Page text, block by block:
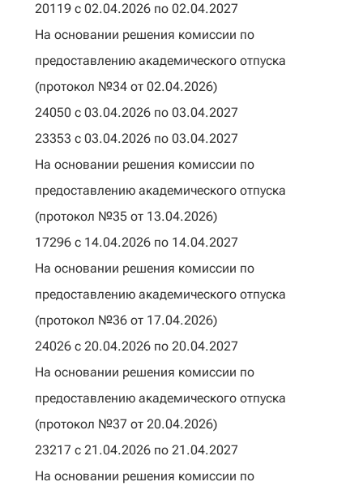
20119 с 02.04.2026 по 02.04.2027
На основании решения комиссии по
предоставлению академического отпуска
(протокол №34 от 02.04.2026)
24050 с 03.04.2026 по 03.04.2027
23353 с 03.04.2026 по 03.04.2027
На основании решения комиссии по
предоставлению академического отпуска
(протокол №35 от 13.04.2026)
17296 с 14.04.2026 по 14.04.2027
На основании решения комиссии по
предоставлению академического отпуска
(протокол №36 от 17.04.2026)
24026 с 20.04.2026 по 20.04.2027
На основании решения комиссии по
предоставлению академического отпуска
(протокол №37 от 20.04.2026)
23217 с 21.04.2026 по 21.04.2027
На основании решения комиссии по